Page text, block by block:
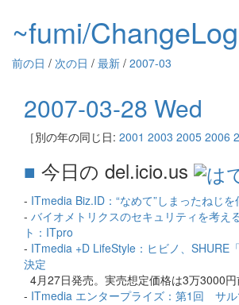
~fumi/ChangeLog
前の日 / 次の日 / 最新 / 2007-03
2007-03-28 Wed
［別の年の同じ日: 2001 2003 2005 2006
■ 今日の del.icio.us
- ITmedia Biz.ID：“なめて”しまったねじ
- バイオメトリクスのセキュリティを考え
ト：ITpro
- ITmedia +D LifeStyle：ヒビノ、SHURE
決定
4月27日発売。実売想定価格は3万3000円
- ITmedia エンタープライズ：第1回 サ